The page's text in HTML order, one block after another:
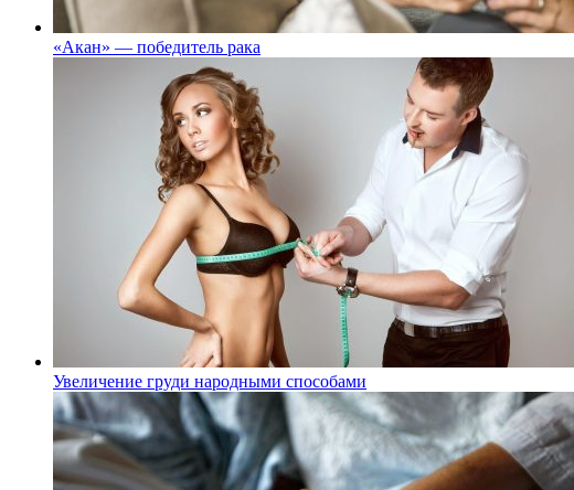
«Акан» — победитель рака
Увеличение груди народными способами